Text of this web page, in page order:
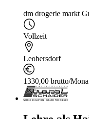
dm drogerie markt
Vollzeit
Leobersdorf
1330,00 brutto/